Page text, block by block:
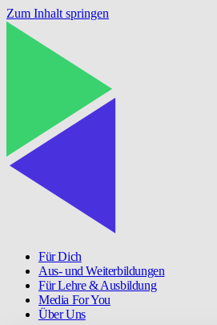
Zum Inhalt springen
Für Dich
Aus- und Weiterbildungen
Für Lehre & Ausbildung
Media For You
Über Uns